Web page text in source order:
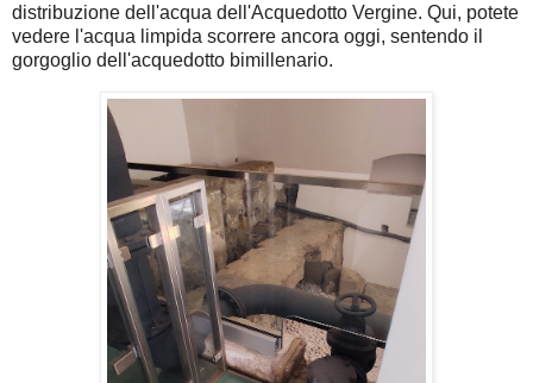
distribuzione dell'acqua dell'Acquedotto Vergine. Qui, potete
vedere l'acqua limpida scorrere ancora oggi, sentendo il
gorgoglio dell'acquedotto bimillenario.